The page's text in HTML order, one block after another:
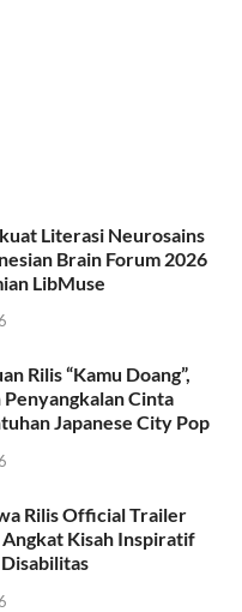
Literasi Neurosains
Brain Forum 2026
LibMuse
Rilis “Kamu Doang”,
Penyangkalan Cinta
Japanese City Pop
Rilis Official Trailer
Kisah Inspiratif